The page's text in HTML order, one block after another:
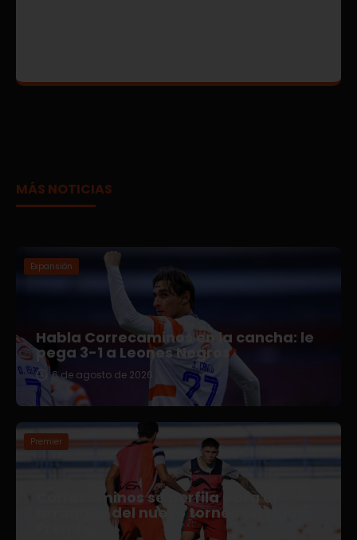
MÁS NOTICIAS
Expansión
Habla Correcaminos en la cancha: le
pega 3-1 a Leones Negros
6 de agosto de 2026
Premier
Correcaminos se perfila para el
arranque del nuevo torneo en Liga